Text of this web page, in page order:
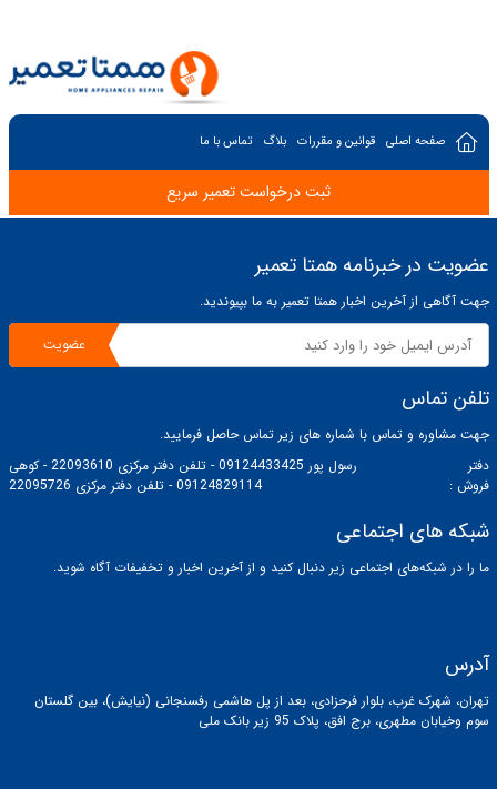
صفحه اصلی قوانین و مقررات بلاگ تماس با ما
ثبت درخواست تعمیر سریع
عضویت در خبرنامه همتا تعمیر
جهت آگاهی از آخرین اخبار همتا تعمیر به ما بپیوندید.
عضویت
تلفن تماس
جهت مشاوره و تماس با شماره های زیر تماس حاصل فرمایید.
دفتر
فروش :
رسول پور 09124433425 - تلفن دفتر مرکزی 22093610 - کوهی
09124829114 - تلفن دفتر مرکزی 22095726
شبکه های اجتماعی
ما را در شبکه‌های اجتماعی زیر دنبال کنید و از آخرین اخبار و تخفیفات آگاه شوید.
آدرس
تهران، شهرک غرب، بلوار فرحزادی، بعد از پل هاشمی رفسنجانی (نیایش)، بین گلستان
سوم وخیابان مطهری، برج افق، پلاک 95 زیر بانک ملی